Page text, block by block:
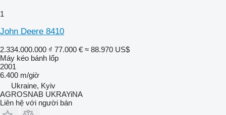
1
John Deere 8410
2.334.000.000 ₫ 77.000 € ≈ 88.970 US$
Máy kéo bánh lốp
2001
6.400 m/giờ
Ukraine, Kyiv
AGROSNAB UKRAYiNA
Liên hệ với người bán